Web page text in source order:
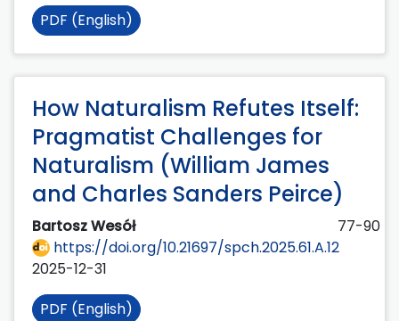
PDF (English)
How Naturalism Refutes Itself:
Pragmatist Challenges for
Naturalism (William James
and Charles Sanders Peirce)
Bartosz Wesół
77-90
https://doi.org/10.21697/spch.2025.61.A.12
2025-12-31
PDF (English)